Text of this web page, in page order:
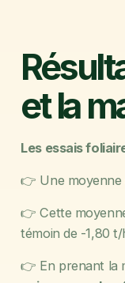
et la
Les essais
👉 Une moyenne
👉 Cette
témoin de -1,80
👉 En prenant la